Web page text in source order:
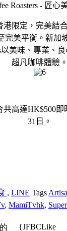
Roasters - 匠
港限定，完美結
完美平衡。新加
以美味、專業、
超凡咖啡體驗。
高達HK$500即
31日。
, LINE Tags
, MamiTvhk,
{JFBCLike